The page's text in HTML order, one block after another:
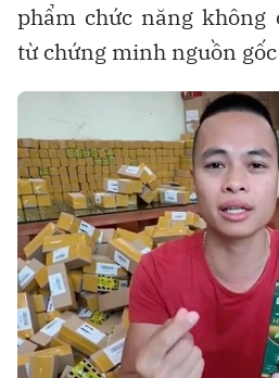
phẩm chức năng không
từ chứng minh nguồn